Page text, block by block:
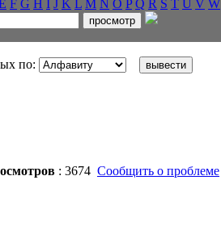
F G H I J K L M N O P Q R S T U V W
по:
: 3674 Сообщить о проблеме